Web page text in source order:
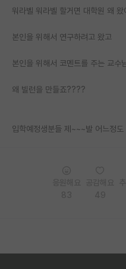
워라벨 워라벨 할거면 대학원 왜
본인을 위해서 연구하려고 왔고
본인을 위해서 코멘트를 주는 교수
왜 빌런을 만들죠????
입학예정생분들 제~~~발 어느정